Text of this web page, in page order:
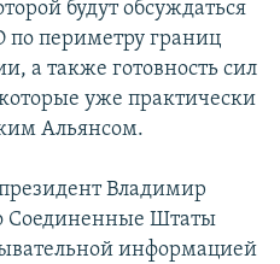
будут обсуждаться
периметру границ
а также готовность сил
уже практически
Альянсом.
Владимир
Соединенные Штаты
информацией